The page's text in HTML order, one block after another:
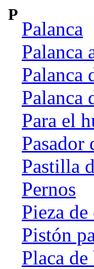
P
Palanca
Palanca
Palanca
Palanca
Para el
Pasador
Pastilla
Pernos
Pieza
Pistón
Placa